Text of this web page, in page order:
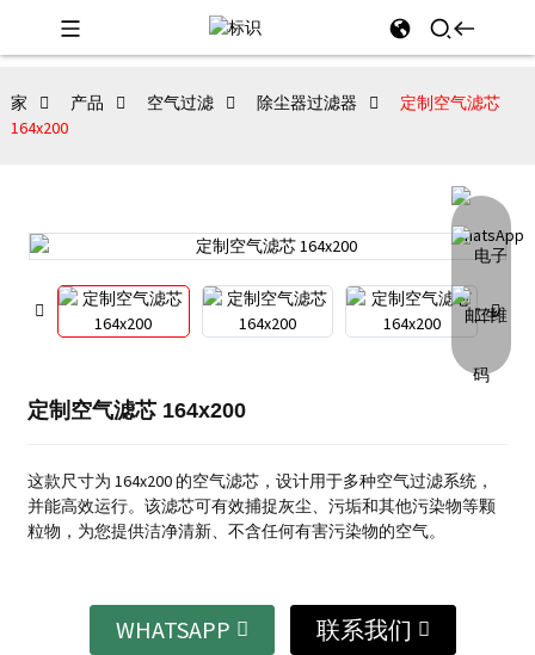
家 产品 空气过滤 除尘器过滤器
定制空气滤芯
164x200
定制空气滤芯 164x200
这款尺寸为 164x200 的空气滤芯，设计用于多种空气过滤系统，
并能高效运行。该滤芯可有效捕捉灰尘、污垢和其他污染物等颗
粒物，为您提供洁净清新、不含任何有害污染物的空气。
WHATSAPP 联系我们